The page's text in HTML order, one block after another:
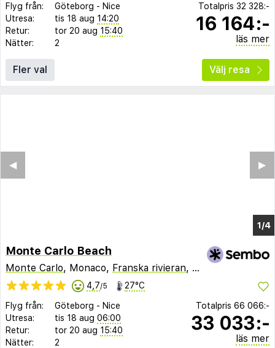
Flyg från: Göteborg - Nice
Utresa:
tis 18 aug 14:20
Retur:
tor 20 aug 15:40
Nätter:
2
Totalpris 32 328:-
16 164:-
läs mer
Fler val Välj resa
Monte Carlo Beach
Monte Carlo, Monaco, Franska rivieran, Frankrike
4,7/5 27°C
Flyg från: Göteborg - Nice
Utresa:
tis 18 aug 06:00
Retur:
tor 20 aug 15:40
Nätter:
2
Totalpris 66 066:-
33 033:-
läs mer